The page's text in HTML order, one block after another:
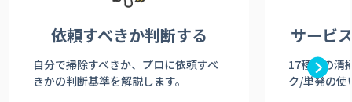
依頼すべきか判断する
自分で掃除すべきか、プロに依頼すべ
きかの判断基準を解説します。
サービ
17種類の清
ク/単発の使